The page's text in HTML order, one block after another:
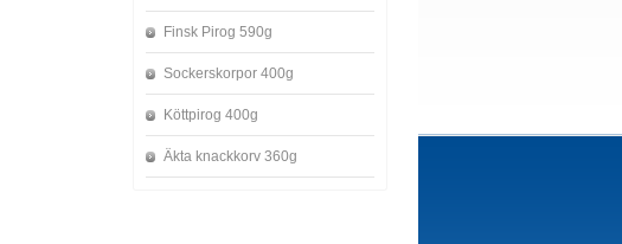
Finsk Pirog 590g
Sockerskorpor 400g
Köttpirog 400g
Äkta knackkorv 360g